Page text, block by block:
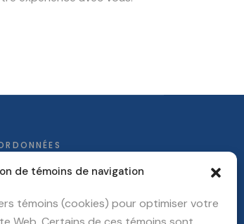
de témoins de navigation
témoins (cookies) pour optimiser votre
boul. des Galeries bur. 333
(QC) G2K 2H6